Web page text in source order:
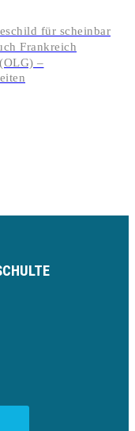
für scheinbar
Frankreich
–